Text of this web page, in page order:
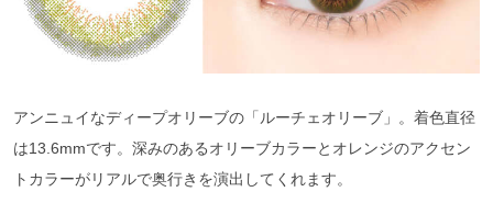
アンニュイなディープオリーブの「ルーチェオリーブ」。着色直径
は13.6mmです。深みのあるオリーブカラーとオレンジのアクセン
トカラーがリアルで奥行きを演出してくれます。